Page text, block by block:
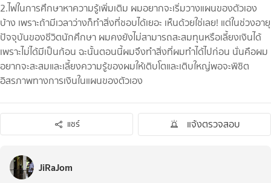
2.ไฟในการศึกษาหาความรู้เพิ่มเติม ผมอยากจะเริ่มวางแผนของตัวเอง
บ้าง เพราะถ้ามีเวลาว่างก็ทำสิ่งที่ชอบได้เยอะ เห็นด้วยใช่เลย! แต่ในช่วงอายุ
ปัจจุบันของชีวิตนักศึกษา ผมคงยังไม่สามารถสะสมทุนหรือเลี้ยงเงินได้
เพราะไม่ได้มีเป็นก้อน ฉะนั้นตอนนี้ผมจึงทำสิ่งที่ผมทำได้ไปก่อน นั่นคือผม
อยากจะสะสมและเลี้ยงความรู้ของผมให้เติบโตและเติบใหญ่พอจะพิชิต
อิสรภาพทางการเงินในแผนของตัวเอง
แชร์ แจ้งตรวจสอบ
JiRaJom